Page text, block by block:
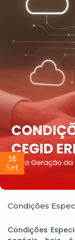
16
Set
Condições
Condições